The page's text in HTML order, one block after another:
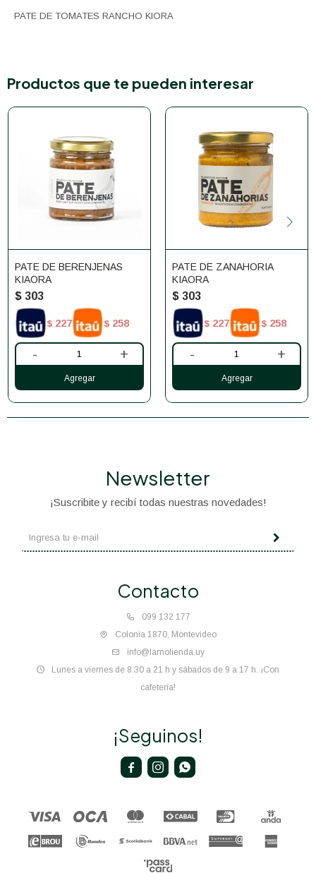
PATE DE TOMATES RANCHO KIORA
Productos que te pueden interesar
PATE DE BERENJENAS
KIAORA
$ 303
$ 227 $ 258
- +
PATE DE ZANAHORIA
KIAORA
$ 303
$ 227 $ 258
- +
Contacto
099 132 177
Colonia 1870, Montevideo
info@lamolienda.uy
Lunes a viernes de 8:30 a 21 h y sábados de 9 a 17 h. ¡Con
cafetería!
Newsletter
¡Suscribite y recibí todas nuestras novedades!
¡Seguinos!
  